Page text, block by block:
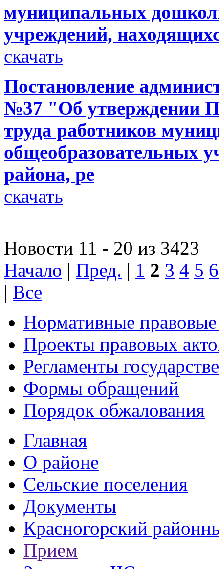
муниципальных
учреждений,
скачать
Постановление
№37 "Об утверждении
труда работников
общеобразовательных
района, ре
скачать
Новости 11 - 20 из 3423
Начало | Пред. | 1 2 3 4 5 6
| Все
Нормативные
Проекты правовых
Регламенты
Формы обращений
Порядок обжалования
Главная
О районе
Сельские поселения
Документы
Красногорский
Прием